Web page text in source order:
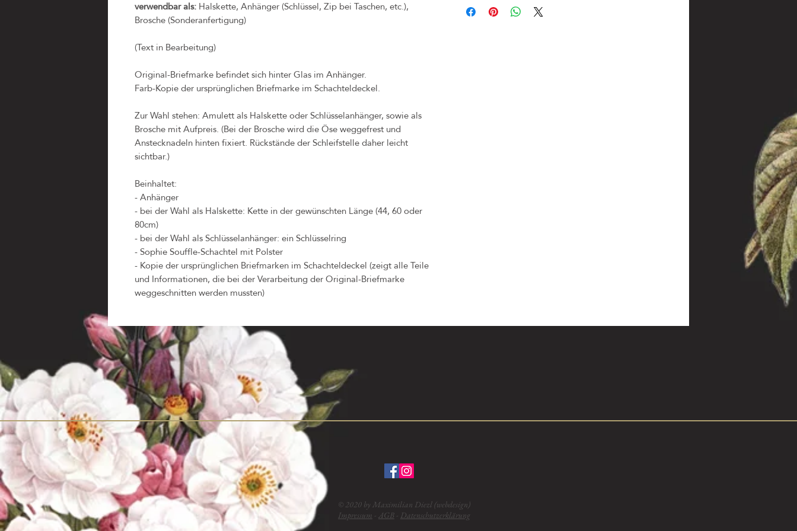
verwendbar als:Halskette, Anhänger (Schlüssel, Zip bei Taschen, etc.),
Brosche (Sonderanfertigung)
(Text in Bearbeitung)
Original-Briefmarke befindet sich hinter Glas im Anhänger.
Farb-Kopie der ursprünglichen Briefmarke im Schachteldeckel.
Zur Wahl stehen: Amulett als Halskette oder Schlüsselanhänger, sowie als
Brosche mit Aufpreis. (Bei der Brosche wird die Öse weggefrest und
Anstecknadeln hinten fixiert. Rückstände der Schleifstelle daher leicht
sichtbar.)
Beinhaltet:
- Anhänger
- bei der Wahl als Halskette: Kette in der gewünschten Länge (44, 60 oder
80cm)
- bei der Wahl als Schlüsselanhänger: ein Schlüsselring
- Sophie Souffle-Schachtel mit Polster
- Kopie der ursprünglichen Briefmarken im Schachteldeckel (zeigt alle Teile
und Informationen, die bei der Verarbeitung der Original-Briefmarke
weggeschnitten werden mussten)
(z.B. bei Märkten) innerhalb von 14 Tagen zurückgegeben - oder
© 2020 by Maximilian Diezl (webdesign)
Impressum
AGB Datenschutzerklärung